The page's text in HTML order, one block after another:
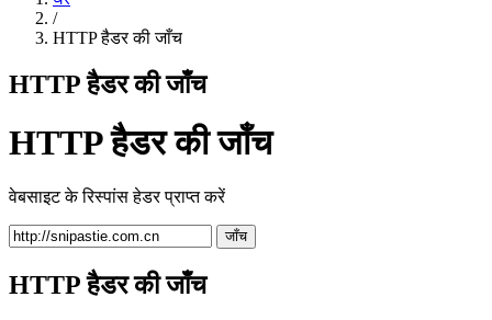
/
HTTP हैडर की जाँच
HTTP हैडर की जाँच
HTTP हैडर की जाँच
वेबसाइट के रिस्पांस हेडर प्राप्त करें
जाँच
HTTP हैडर की जाँच